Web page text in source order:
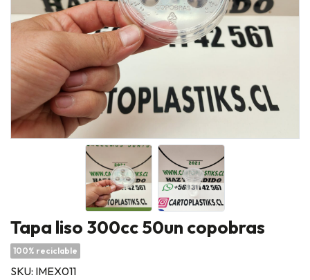
Tapa liso 300cc 50un copobras
100% reciclable
SKU: IMEX011